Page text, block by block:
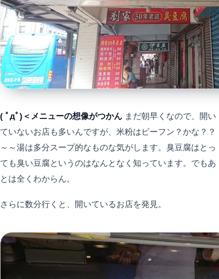
( ﾟдﾟ)＜メニューの想像がつかん まだ朝早くなので、開い
ていないお店も多いんですが、米粉はビーフン？かな？？
～～湯は多分スープ的なものな気がします。臭豆腐はとっ
ても臭い豆腐というのはなんとなく知っています。でもあ
とは全くわからん。
さらに数分行くと、開いているお店を発見。